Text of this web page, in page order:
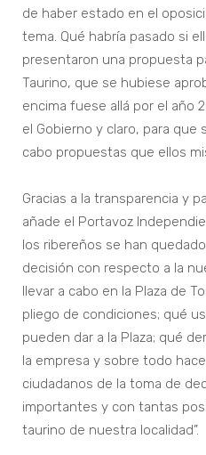
de haber estado en el
tema. Qué habría pasado si
presentaron una propuesta
Taurino, que se hubiese
encima fuese allá por el año
el Gobierno y claro, para que
cabo propuestas que ellos
Gracias a la transparencia y
añade el Portavoz
los ribereños se han
decisión con respecto a la
llevar a cabo en la Plaza de
pliego de condiciones; qué
pueden dar a la Plaza; qué
la empresa y sobre todo
ciudadanos de la toma de
importantes y con tantas
taurino de nuestra localidad”.